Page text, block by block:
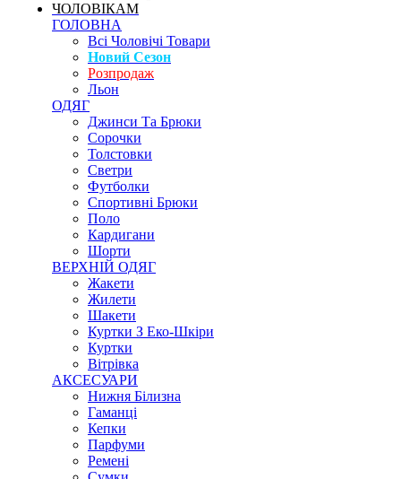
ЧОЛОВІКАМ
ГОЛОВНА
Всі Чоловічі Товари
Новий Сезон
Розпродаж
Льон
ОДЯГ
Джинси Та Брюки
Сорочки
Толстовки
Светри
Футболки
Спортивні Брюки
Поло
Кардигани
Шорти
ВЕРХНІЙ ОДЯГ
Жакети
Жилети
Шакети
Куртки З Еко-Шкіри
Куртки
Вітрівка
АКСЕСУАРИ
Нижня Білизна
Гаманці
Кепки
Парфуми
Ремені